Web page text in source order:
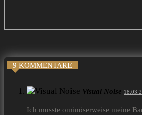
9 KOMMENTARE
Visual Noise
Ich musste ominöserweise meine